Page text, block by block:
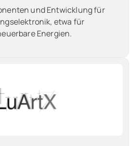
und Entwicklung für
etwa für
Energien.